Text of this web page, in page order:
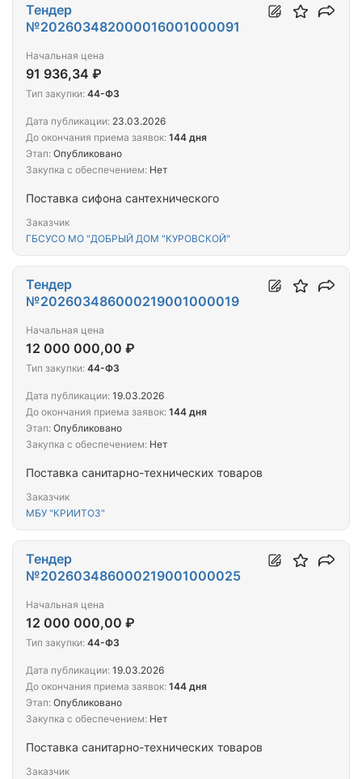
Поставка сифона сантехнического
Заказчик
ГБСУСО МО "ДОБРЫЙ ДОМ "КУРОВСКОЙ"
Тендер
№202603482000016001000091
Начальная цена
91 936,34 ₽
Тип закупки: 44-ФЗ
Дата публикации: 23.03.2026
До окончания приема заявок: 144 дня
Этап: Опубликовано
Закупка с обеспечением: Нет
Поставка санитарно-технических товаров
Заказчик
МБУ "КРИИТОЗ"
Тендер
№202603486000219001000019
Начальная цена
12 000 000,00 ₽
Тип закупки: 44-ФЗ
Дата публикации: 19.03.2026
До окончания приема заявок: 144 дня
Этап: Опубликовано
Закупка с обеспечением: Нет
Поставка санитарно-технических товаров
Заказчик
Тендер
№202603486000219001000025
Начальная цена
12 000 000,00 ₽
Тип закупки: 44-ФЗ
Дата публикации: 19.03.2026
До окончания приема заявок: 144 дня
Этап: Опубликовано
Закупка с обеспечением: Нет